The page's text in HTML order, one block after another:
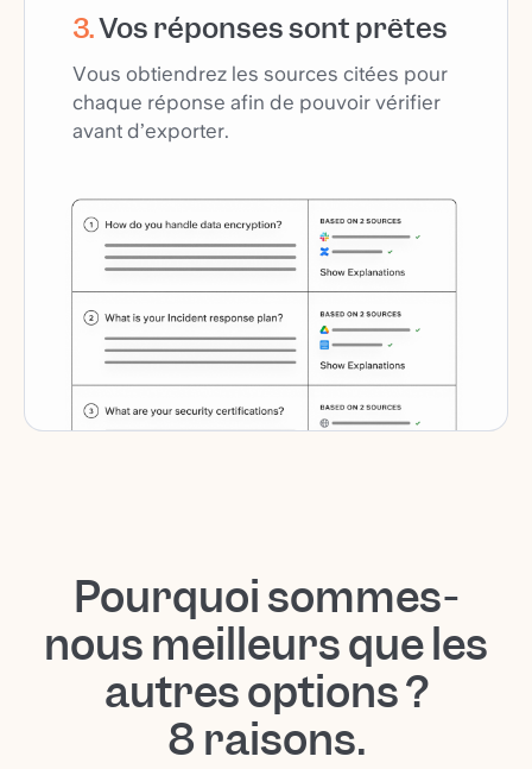
3.Vos réponses sont prêtes
Vous obtiendrez les sources citées pour
chaque réponse afin de pouvoir vérifier
avant d’exporter.
Pourquoi sommes-
nous meilleurs que les
autres options ?
8 raisons.